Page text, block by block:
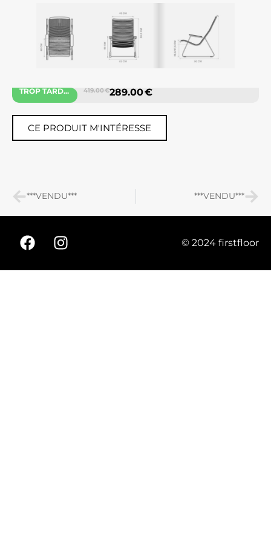
TROP TARD... 419.00 €289.00 €
CE PRODUIT M'INTÉRESSE
***VENDU*** ***VENDU***
© 2024 firstfloor